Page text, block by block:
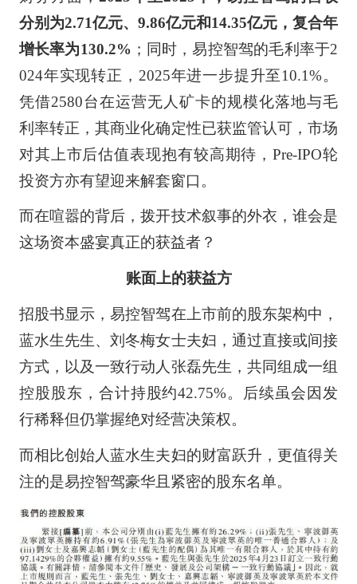
分别为2.71亿元、9.86亿元和14.35亿元，复合年
增长率为130.2% ；同时，易控智驾的毛利率于2
024年实现转正，2025年进一步提升至10.1%。
凭借2580台在运营无人矿卡的规模化落地与毛
利率转正，其商业化确定性已获监管认可，市场
对其上市后估值表现抱有较高期待，Pre-IPO轮
投资方亦有望迎来解套窗口。
而在喧嚣的背后，拨开技术叙事的外衣，谁会是
这场资本盛宴真正的获益者？
账面上的获益方
招股书显示，易控智驾在上市前的股东架构中，
蓝水生先生、刘冬梅女士夫妇，通过直接或间接
方式，以及一致行动人张磊先生，共同组成一组
控股股东，合计持股约42.75%。后续虽会因发
行稀释但仍掌握绝对经营决策权。
而相比创始人蓝水生夫妇的财富跃升，更值得关
注的是易控智驾豪华且紧密的股东名单。